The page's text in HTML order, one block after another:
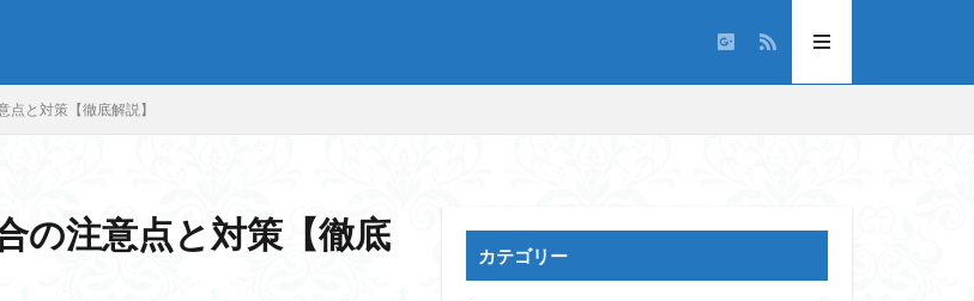
と対策【徹底解説】
の注意点と対策【徹底
カテゴリー